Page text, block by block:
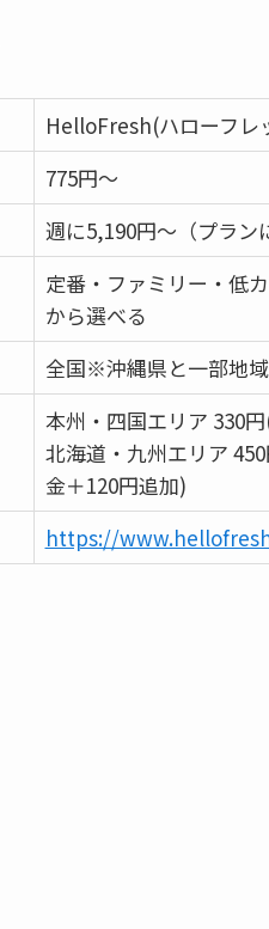
HelloFresh(ハローフレ
775円〜
週に5,190円〜（プラン
定番・ファミリー・低
から選べる
全国※沖縄県と一部地
本州・四国エリア 330
北海道・九州エリア
金＋120円追加)
https://